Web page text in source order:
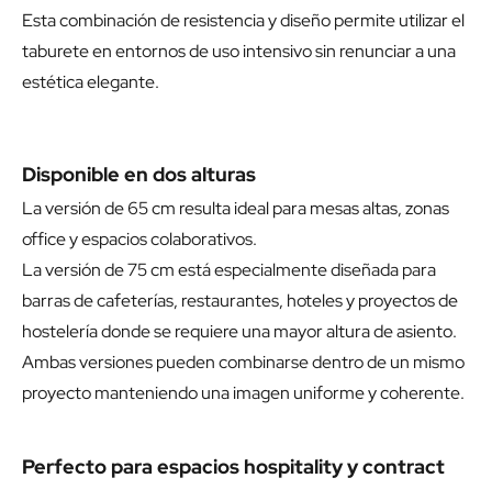
Esta combinación de resistencia y diseño permite utilizar el
taburete en entornos de uso intensivo sin renunciar a una
estética elegante.
Disponible en dos alturas
La versión de 65 cm resulta ideal para mesas altas, zonas
office y espacios colaborativos.
La versión de 75 cm está especialmente diseñada para
barras de cafeterías, restaurantes, hoteles y proyectos de
hostelería donde se requiere una mayor altura de asiento.
Ambas versiones pueden combinarse dentro de un mismo
proyecto manteniendo una imagen uniforme y coherente.
Perfecto para espacios hospitality y contract